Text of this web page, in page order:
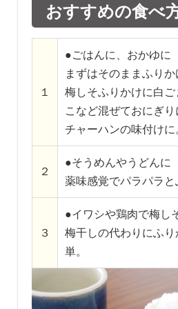
おすすめの食べ
１
●ごはんに、おかゆに
まずはそのままふりか
梅しそふりかけに白
こなど混ぜておにぎり
チャーハンの味付けに
２
●そうめんやうどんに
薬味感覚でパラパラと
３
●イワシや鶏肉で梅し
梅干しの代わりにふ
単。